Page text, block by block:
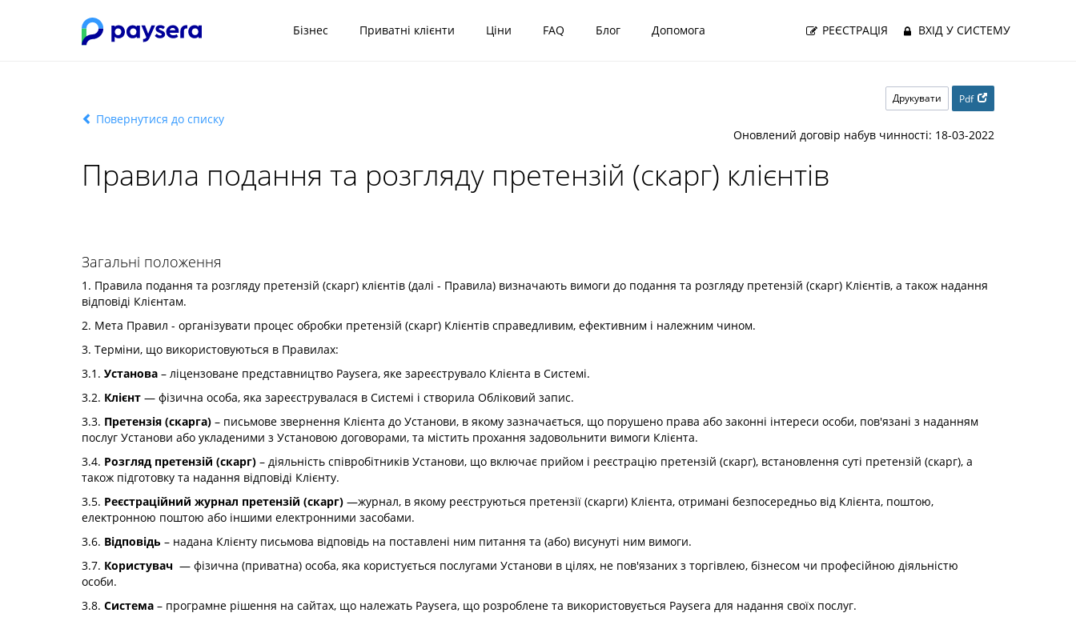
Бізнес Приватні клієнти Ціни FAQ Блог Допомога РЕЄСТРАЦІЯ ВХІД У СИСТЕМУ
Друкувати Pdf
Повернутися до списку
Оновлений договір набув чинності: 18-03-2022
Правила подання та розгляду претензій (скарг) клієнтів
Загальні положення
1. Правила подання та розгляду претензій (скарг) клієнтів (далі - Правила) визначають вимоги до подання та розгляду претензій (скарг) Клієнтів, а також надання
відповіді Клієнтам.
2. Мета Правил - організувати процес обробки претензій (скарг) Клієнтів справедливим, ефективним і належним чином.
3. Терміни, що використовуються в Правилах:
3.1. Установа – ліцензоване представництво Paysera, яке зареєструвало Клієнта в Системі.
3.2. Клієнт — фізична особа, яка зареєструвалася в Системі і створила Обліковий запис.
3.3. Претензія (скарга) – письмове звернення Клієнта до Установи, в якому зазначається, що порушено права або законні інтереси особи, пов'язані з наданням
послуг Установи або укладеними з Установою договорами, та містить прохання задовольнити вимоги Клієнта.
3.4. Розгляд претензій (скарг) – діяльність співробітників Установи, що включає прийом і реєстрацію претензій (скарг), встановлення суті претензій (скарг), а
також підготовку та надання відповіді Клієнту.
3.5. Реєстраційний журнал претензій (скарг) —журнал, в якому реєструються претензії (скарги) Клієнта, отримані безпосередньо від Клієнта, поштою,
електронною поштою або іншими електронними засобами.
3.6. Відповідь – надана Клієнту письмова відповідь на поставлені ним питання та (або) висунуті ним вимоги.
3.7. Користувач — фізична (приватна) особа, яка користується послугами Установи в цілях, не пов'язаних з торгівлею, бізнесом чи професійною діяльністю
особи.
3.8. Система – програмне рішення на сайтах, що належать Paysera, що розроблене та використовується Paysera для надання своїх послуг.